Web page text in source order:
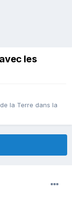
les
la Terre dans la